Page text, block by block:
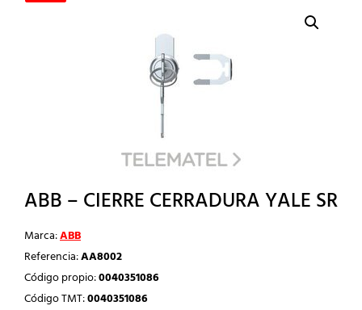
ABB – CIERRE CERRADURA YALE SR
Marca:ABB
Referencia:AA8002
Código propio:0040351086
Código TMT:0040351086